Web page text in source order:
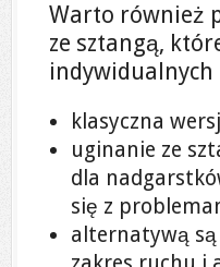
Warto również
ze sztangą,
klasyczna
uginanie ze
dla
się z
alternatywą